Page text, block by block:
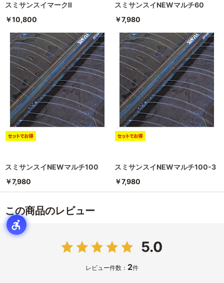
スミサンスイマークⅡ
￥10,800
スミサンスイNEWマルチ60
￥7,980
スミサンスイNEWマルチ100
￥7,980
スミサンスイNEWマルチ100-3
￥7,980
この商品のレビュー
5.0
レビュー件数： 2件